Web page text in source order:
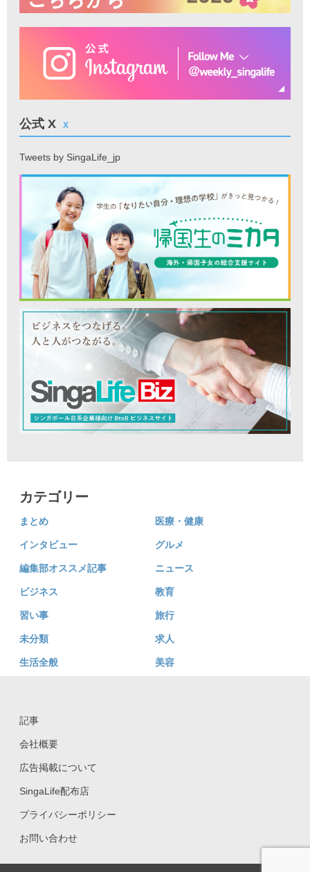
公式 X X
Tweets by SingaLife_jp
カテゴリー
まとめ 医療・健康
インタビュー グルメ
編集部オススメ記事 ニュース
ビジネス 教育
習い事 旅行
未分類 求人
生活全般 美容
記事
会社概要
広告掲載について
SingaLife配布店
プライバシーポリシー
お問い合わせ